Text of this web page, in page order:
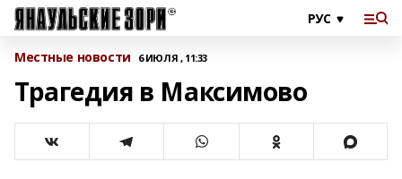
Местные новости 6 ИЮЛЯ , 11:33
Трагедия в Максимово